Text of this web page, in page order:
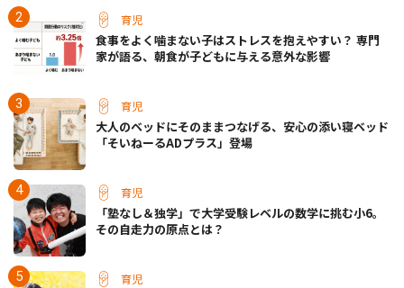
育児
食事をよく噛まない子はストレスを抱えやすい？ 専門
家が語る、朝食が子どもに与える意外な影響
育児
大人のベッドにそのままつなげる、安心の添い寝ベッド
「そいねーるADプラス」登場
育児
「塾なし＆独学」で大学受験レベルの数学に挑む小6。
その自走力の原点とは？
育児